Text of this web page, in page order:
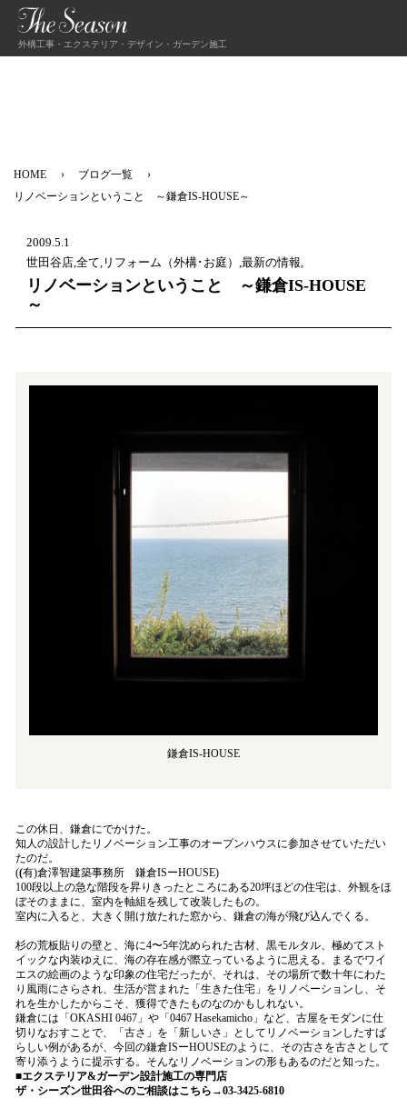
外構工事・エクステリア・デザイン・ガーデン施工
HOME
ブログ一覧
リノベーションということ ～鎌倉IS-HOUSE～
2009.5.1
世田谷店,全て,リフォーム（外構･お庭）,最新の情報,
リノベーションということ ～鎌倉IS-HOUSE
～
鎌倉IS-HOUSE
この休日、鎌倉にでかけた。
知人の設計したリノベーション工事のオープンハウスに参加させていただい
たのだ。
((有)倉澤智建築事務所 鎌倉ISーHOUSE)
100段以上の急な階段を昇りきったところにある20坪ほどの住宅は、外観をほ
ぼそのままに、室内を軸組を残して改装したもの。
室内に入ると、大きく開け放たれた窓から、鎌倉の海が飛び込んでくる。
杉の荒板貼りの壁と、海に4〜5年沈められた古材、黒モルタル、極めてスト
イックな内装ゆえに、海の存在感が際立っているように思える。まるでワイ
エスの絵画のような印象の住宅だったが、それは、その場所で数十年にわた
り風雨にさらされ、生活が営まれた「生きた住宅」をリノベーションし、そ
れを生かしたからこそ、獲得できたものなのかもしれない。
鎌倉には 「OKASHI 0467」や「0467 Hasekamicho」 など、古屋をモダンに仕
切りなおすことで、「古さ」を「新しいさ」としてリノベーションしたすば
らしい例があるが、今回の鎌倉ISーHOUSEのように、その古さを古さとして
寄り添うように提示する。そんなリノベーションの形もあるのだと知った。
■エクステリア&ガーデン設計施工の専門店
ザ・シーズン世田谷へのご相談はこちら→03-3425-6810